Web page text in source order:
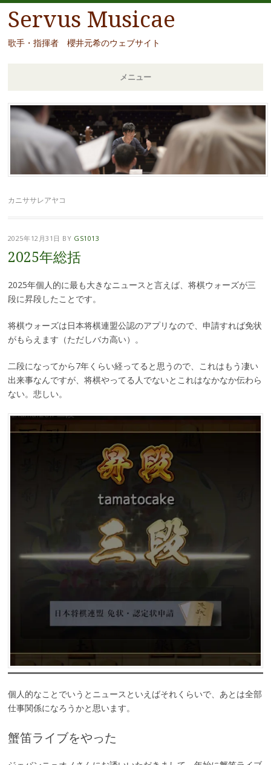
Servus Musicae
歌手・指揮者 櫻井元希のウェブサイト
メニュー
コ
ン
テ
移
カニササレアヤコ
2025年12月31日 BY GS1013
2025年総括
2025年個人的に最も大きなニュースと言えば、将棋ウォーズが三
段に昇段したことです。
将棋ウォーズは日本将棋連盟公認のアプリなので、申請すれば免状
がもらえます（ただしバカ高い）。
二段になってから7年くらい経ってると思うので、これはもう凄い
出来事なんですが、将棋やってる人でないとこれはなかなか伝わら
ない。悲しい。
個人的なことでいうとニュースといえばそれくらいで、あとは全部
仕事関係になろうかと思います。
蟹笛ライブをやった